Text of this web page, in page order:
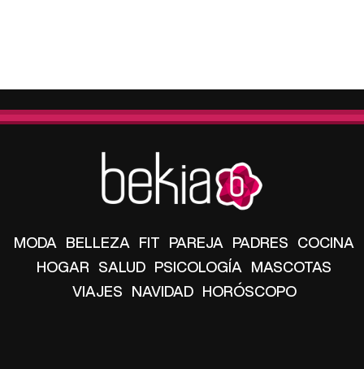
MODA BELLEZA FIT PAREJA PADRES COCINA
HOGAR SALUD PSICOLOGÍA MASCOTAS
VIAJES NAVIDAD HORÓSCOPO